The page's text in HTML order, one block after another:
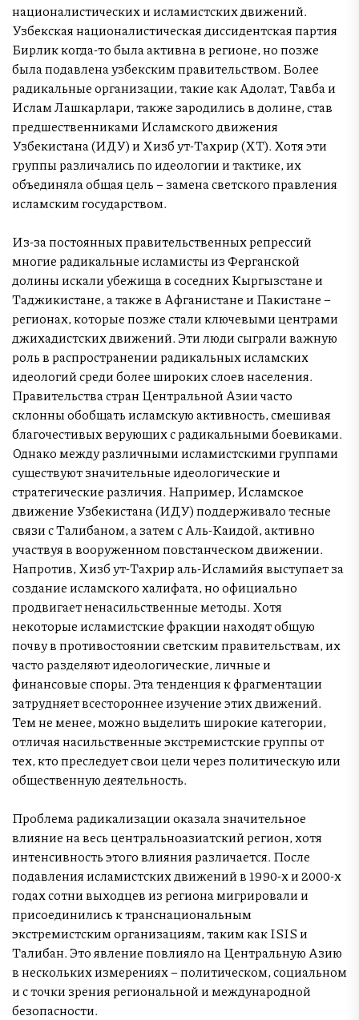
националистических и исламистских движений.
Узбекская националистическая диссидентская партия
Бирлик когда-то была активна в регионе, но позже
была подавлена узбекским правительством. Более
радикальные организации, такие как Адолат, Тавба и
Ислам Лашкарлари, также зародились в долине, став
предшественниками Исламского движения
Узбекистана (ИДУ) и Хизб ут-Тахрир (ХТ). Хотя эти
группы различались по идеологии и тактике, их
объединяла общая цель – замена светского правления
исламским государством.
Из-за постоянных правительственных репрессий
многие радикальные исламисты из Ферганской
долины искали убежища в соседних Кыргызстане и
Таджикистане, а также в Афганистане и Пакистане –
регионах, которые позже стали ключевыми центрами
джихадистских движений. Эти люди сыграли важную
роль в распространении радикальных исламских
идеологий среди более широких слоев населения.
Правительства стран Центральной Азии часто
склонны обобщать исламскую активность, смешивая
благочестивых верующих с радикальными боевиками.
Однако между различными исламистскими группами
существуют значительные идеологические и
стратегические различия. Например, Исламское
движение Узбекистана (ИДУ) поддерживало тесные
связи с Талибаном, а затем с Аль-Каидой, активно
участвуя в вооруженном повстанческом движении.
Напротив, Хизб ут-Тахрир аль-Исламийя выступает за
создание исламского халифата, но официально
продвигает ненасильственные методы. Хотя
некоторые исламистские фракции находят общую
почву в противостоянии светским правительствам, их
часто разделяют идеологические, личные и
финансовые споры. Эта тенденция к фрагментации
затрудняет всестороннее изучение этих движений.
Тем не менее, можно выделить широкие категории,
отличая насильственные экстремистские группы от
тех, кто преследует свои цели через политическую или
общественную деятельность.
Проблема радикализации оказала значительное
влияние на весь центральноазиатский регион, хотя
интенсивность этого влияния различается. После
подавления исламистских движений в 1990-х и 2000-х
годах сотни выходцев из региона мигрировали и
присоединились к транснациональным
экстремистским организациям, таким как ISIS и
Талибан. Это явление повлияло на Центральную Азию
в нескольких измерениях – политическом, социальном
и с точки зрения региональной и международной
безопасности.